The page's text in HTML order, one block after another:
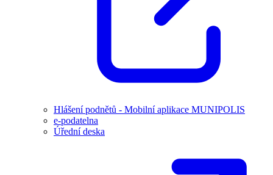
Hlášení podnětů - Mobilní aplikace MUNIPOLIS
e-podatelna
Úřední deska